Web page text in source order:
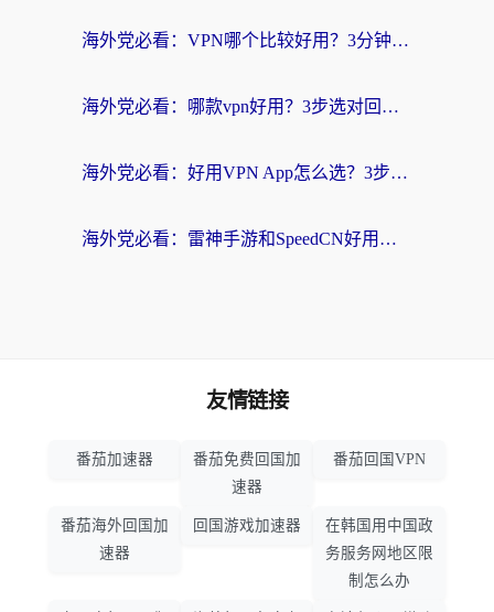
海外党必看：VPN哪个比较好用？3分钟找到适合你的回国加速方案
海外党必看：哪款vpn好用？3步选对回国加速器，无缝刷剧玩游戏
海外党必看：好用VPN App怎么选？3步教你无缝访问国内资源
海外党必看：雷神手游和SpeedCN好用吗？3招选对回国加速器无缝刷国内资源
友情链接
番茄加速器
番茄免费回国加
速器
番茄回国VPN
番茄海外回国加
速器
回国游戏加速器
在韩国用中国政
务服务网地区限
制怎么办